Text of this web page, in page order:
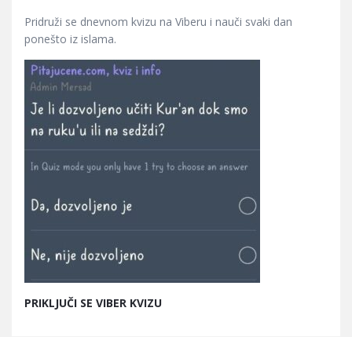
Pridruži se dnevnom kvizu na Viberu i nauči svaki dan
ponešto iz islama.
PRIKLJUČI SE VIBER KVIZU